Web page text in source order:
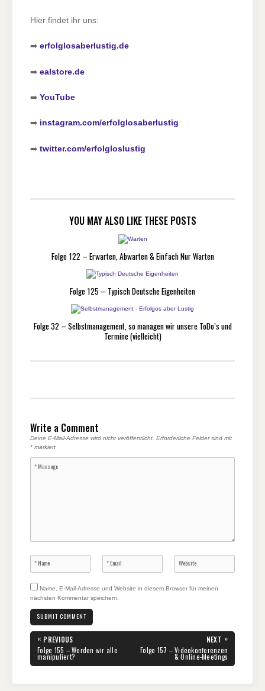
Hier findet ihr uns:
➡️ erfolglosaberlustig.de
➡️ ealstore.de
➡️ YouTube
➡️ instagram.com/erfolglosaberlustig
➡️ twitter.com/erfolgloslustig
YOU MAY ALSO LIKE THESE POSTS
Folge 122 – Erwarten, Abwarten & Einfach Nur Warten
Folge 125 – Typisch Deutsche Eigenheiten
Folge 32 – Selbstmanagement, so managen wir unsere ToDo’s und
Termine (vielleicht)
Write a Comment
Deine E-Mail-Adresse wird nicht veröffentlicht. Erforderliche Felder sind mit
* markiert
Name, E-Mail-Adresse und Website in diesem Browser für meinen
nächsten Kommentar speichern.
Beitragsnavigation
« PREVIOUS
PREVIOUS
POST:
Folge 155 – Werden wir alle
manipuliert?
NEXT »
NEXT
POST:
Folge 157 – Videokonferenzen
& Online-Meetings